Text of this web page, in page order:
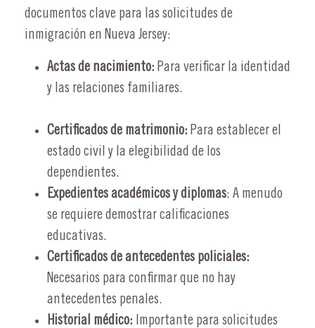
documentos clave para las solicitudes de
inmigración en Nueva Jersey:
Actas de nacimiento: Para verificar la identidad
y las relaciones familiares.
Certificados de matrimonio: Para establecer el
estado civil y la elegibilidad de los
dependientes.
Expedientes académicos y diplomas: A menudo
se requiere demostrar calificaciones
educativas.
Certificados de antecedentes policiales:
Necesarios para confirmar que no hay
antecedentes penales.
Historial médico: Importante para solicitudes